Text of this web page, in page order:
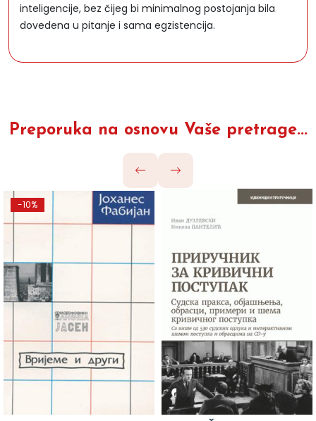
inteligencije, bez čijeg bi minimalnog postojanja bila
dovedena u pitanje i sama egzistencija.
Preporuka na osnovu Vaše pretrage...
-10%